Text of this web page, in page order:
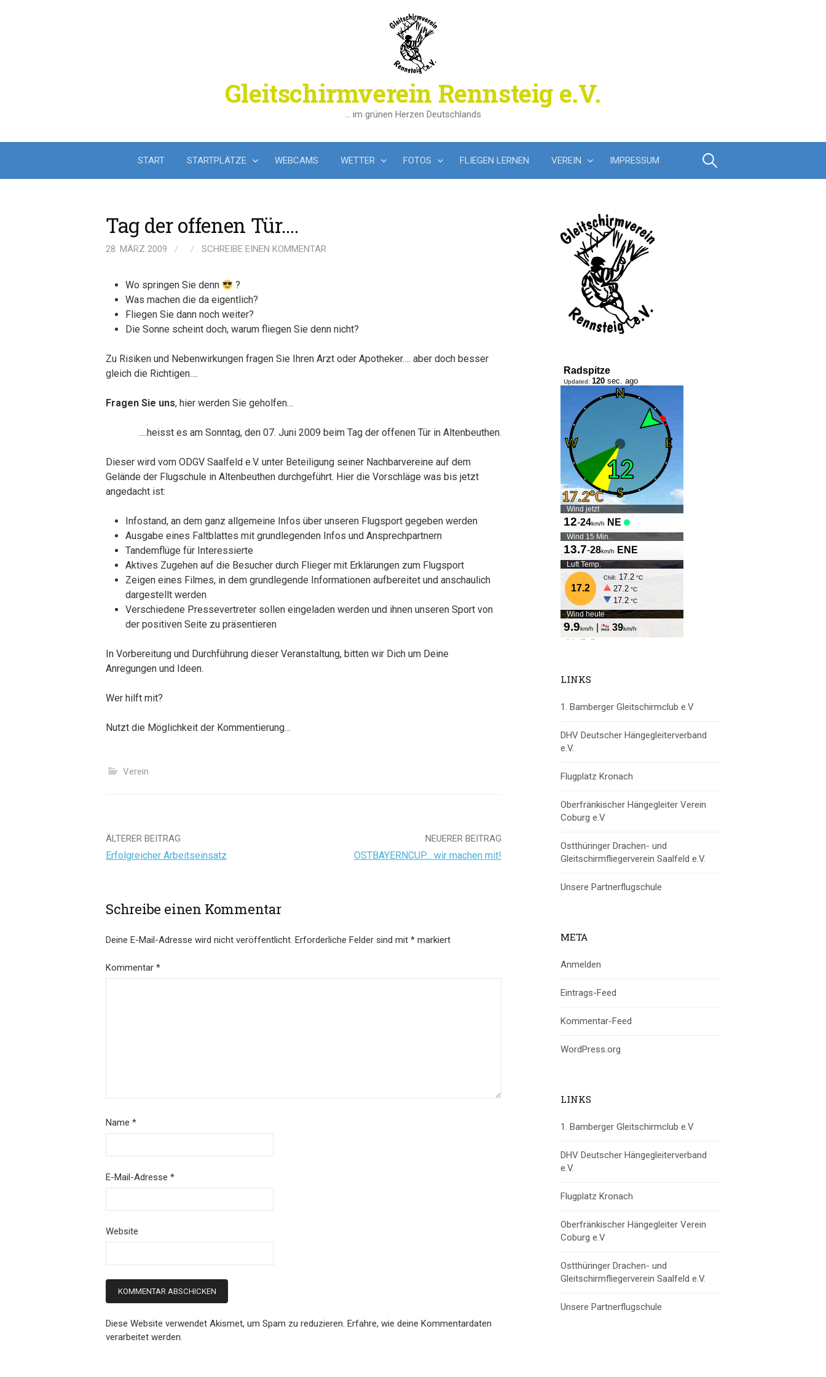
Gleitschirmverein Rennsteig e.V.
… im grünen Herzen Deutschlands
START STARTPLÄTZE WEBCAMS WETTER FOTOS FLIEGEN LERNEN VEREIN IMPRESSUM Suchen
Tag der offenen Tür….
28. MÄRZ 2009 / / SCHREIBE EINEN KOMMENTAR
Wo springen Sie denn
?
Was machen die da eigentlich?
Fliegen Sie dann noch weiter?
Die Sonne scheint doch, warum fliegen Sie denn nicht?
Zu Risiken und Nebenwirkungen fragen Sie Ihren Arzt oder Apotheker…. aber doch besser
gleich die Richtigen….
Fragen Sie uns, hier werden Sie geholfen…
….heisst es am Sonntag, den 07. Juni 2009 beim Tag der offenen Tür in Altenbeuthen.
Dieser wird vom ODGV Saalfeld e.V. unter Beteiligung seiner Nachbarvereine auf dem
Gelände der Flugschule in Altenbeuthen durchgeführt. Hier die Vorschläge was bis jetzt
angedacht ist:
Infostand, an dem ganz allgemeine Infos über unseren Flugsport gegeben werden
Ausgabe eines Faltblattes mit grundlegenden Infos und Ansprechpartnern
Tandemflüge für Interessierte
Aktives Zugehen auf die Besucher durch Flieger mit Erklärungen zum Flugsport
Zeigen eines Filmes, in dem grundlegende Informationen aufbereitet und anschaulich
dargestellt werden
Verschiedene Pressevertreter sollen eingeladen werden und ihnen unseren Sport von
der positiven Seite zu präsentieren
In Vorbereitung und Durchführung dieser Veranstaltung, bitten wir Dich um Deine
Anregungen und Ideen.
Wer hilft mit?
Nutzt die Möglichkeit der Kommentierung…
Verein
Beitrags-
ÄLTERER BEITRAG
Erfolgreicher Arbeitseinsatz
NEUERER BEITRAG
OSTBAYERNCUP… wir machen mit!
Schreibe einen Kommentar
Deine E-Mail-Adresse wird nicht veröffentlicht. Erforderliche Felder sind mit * markiert
Kommentar *
Name *
E-Mail-Adresse *
Website
Diese Website verwendet Akismet, um Spam zu reduzieren. Erfahre, wie deine Kommentardaten
verarbeitet werden.
LINKS
1. Bamberger Gleitschirmclub e.V
DHV Deutscher Hängegleiterverband
e.V.
Flugplatz Kronach
Oberfränkischer Hängegleiter Verein
Coburg e.V
Ostthüringer Drachen- und
Gleitschirmfliegerverein Saalfeld e.V.
Unsere Partnerflugschule
META
Anmelden
Eintrags-Feed
Kommentar-Feed
WordPress.org
LINKS
1. Bamberger Gleitschirmclub e.V
DHV Deutscher Hängegleiterverband
e.V.
Flugplatz Kronach
Oberfränkischer Hängegleiter Verein
Coburg e.V
Ostthüringer Drachen- und
Gleitschirmfliegerverein Saalfeld e.V.
Unsere Partnerflugschule